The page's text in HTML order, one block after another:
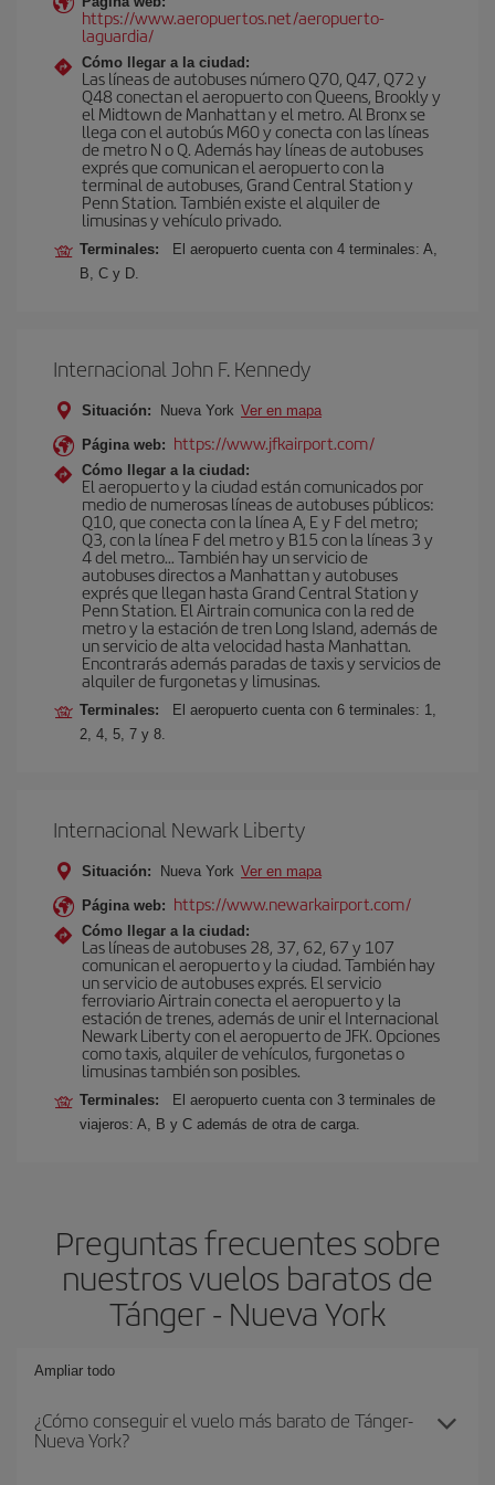
https://www.aeropuertos.net/aeropuerto-
laguardia/
Cómo llegar a la ciudad:
Las líneas de autobuses número Q70, Q47, Q72 y
Q48 conectan el aeropuerto con Queens, Brookly y
el Midtown de Manhattan y el metro. Al Bronx se
llega con el autobús M60 y conecta con las líneas
de metro N o Q. Además hay líneas de autobuses
exprés que comunican el aeropuerto con la
terminal de autobuses, Grand Central Station y
Penn Station. También existe el alquiler de
limusinas y vehículo privado.
Terminales:
El aeropuerto cuenta con 4 terminales: A,
B, C y D.
Internacional John F. Kennedy
Situación: Nueva York Ver en mapa
Página web: https://www.jfkairport.com/
Cómo llegar a la ciudad:
El aeropuerto y la ciudad están comunicados por
medio de numerosas líneas de autobuses públicos:
Q10, que conecta con la línea A, E y F del metro;
Q3, con la línea F del metro y B15 con la líneas 3 y
4 del metro… También hay un servicio de
autobuses directos a Manhattan y autobuses
exprés que llegan hasta Grand Central Station y
Penn Station. El Airtrain comunica con la red de
metro y la estación de tren Long Island, además de
un servicio de alta velocidad hasta Manhattan.
Encontrarás además paradas de taxis y servicios de
alquiler de furgonetas y limusinas.
Terminales:
El aeropuerto cuenta con 6 terminales: 1,
2, 4, 5, 7 y 8.
Internacional Newark Liberty
Situación: Nueva York Ver en mapa
Página web: https://www.newarkairport.com/
Cómo llegar a la ciudad:
Las líneas de autobuses 28, 37, 62, 67 y 107
comunican el aeropuerto y la ciudad. También hay
un servicio de autobuses exprés. El servicio
ferroviario Airtrain conecta el aeropuerto y la
estación de trenes, además de unir el Internacional
Newark Liberty con el aeropuerto de JFK. Opciones
como taxis, alquiler de vehículos, furgonetas o
limusinas también son posibles.
Terminales:
El aeropuerto cuenta con 3 terminales de
viajeros: A, B y C además de otra de carga.
Preguntas frecuentes sobre
nuestros vuelos baratos de
Tánger - Nueva York
Ampliar todo
¿Cómo conseguir el vuelo más barato de Tánger-
Nueva York?